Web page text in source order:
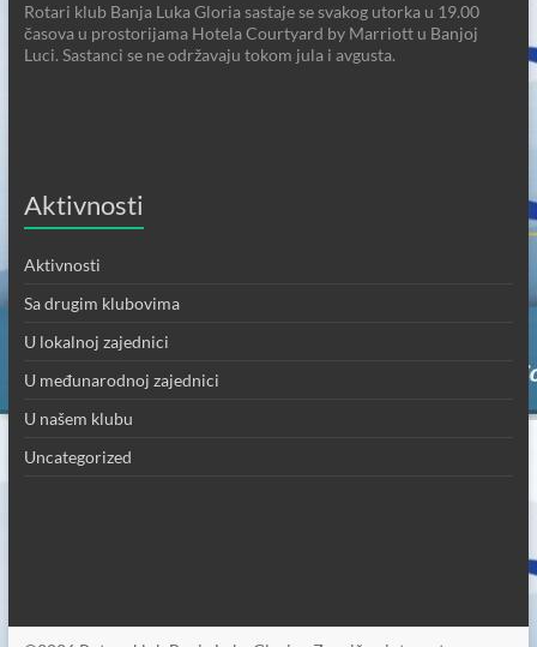
Rotari klub Banja Luka Gloria sastaje se svakog utorka u 19.00
časova u prostorijama Hotela Courtyard by Marriott u Banjoj
Luci. Sastanci se ne održavaju tokom jula i avgusta.
Aktivnosti
Aktivnosti
Sa drugim klubovima
U lokalnoj zajednici
U međunarodnoj zajednici
U našem klubu
Uncategorized